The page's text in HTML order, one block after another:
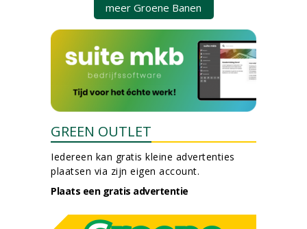
meer Groene Banen
GREEN OUTLET
Iedereen kan gratis kleine advertenties
plaatsen via zijn eigen account.
Plaats een gratis advertentie